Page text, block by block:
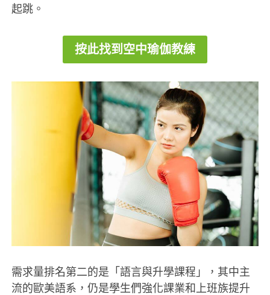
起跳。
按此找到空中瑜伽教練
需求量排名第二的是「語言與升學課程」，其中主
流的歐美語系，仍是學生們強化課業和上班族提升